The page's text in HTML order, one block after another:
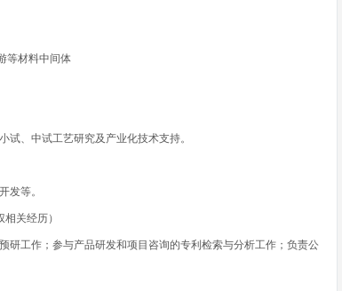
等材料中间体
、中试工艺研究及产业化技术支持。
发等。
关经历）
研工作；参与产品研发和项目咨询的专利检索与分析工作；负责公